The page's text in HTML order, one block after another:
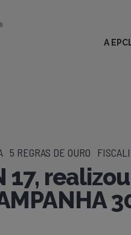
A
5 REGRAS DE OURO
17,